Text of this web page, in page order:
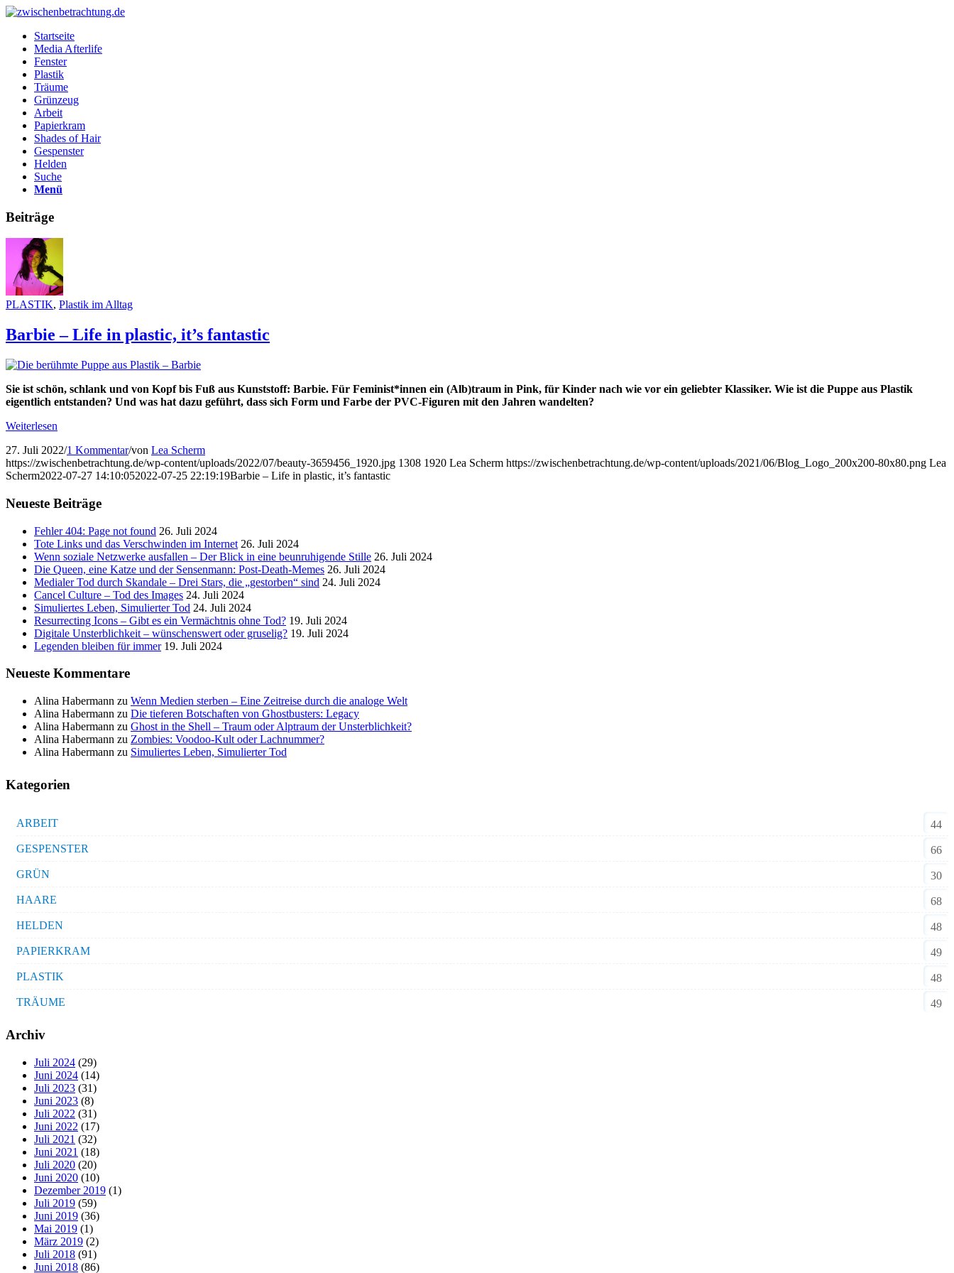
Startseite
Media Afterlife
Fenster
Plastik
Träume
Grünzeug
Arbeit
Papierkram
Shades of Hair
Gespenster
Helden
Suche
Menü
Beiträge
PLASTIK, Plastik im Alltag
Barbie – Life in plastic, it’s fantastic
Sie ist schön, schlank und von Kopf bis Fuß aus Kunststoff: Barbie. Für Feminist*innen ein (Alb)traum in Pink, für Kinder nach wie vor ein geliebter Klassiker. Wie ist die Puppe aus Plastik
eigentlich entstanden? Und was hat dazu geführt, dass sich Form und Farbe der PVC-Figuren mit den Jahren wandelten?
Weiterlesen
27. Juli 2022/1 Kommentar/von Lea Scherm
https://zwischenbetrachtung.de/wp-content/uploads/2022/07/beauty-3659456_1920.jpg 1308 1920 Lea Scherm https://zwischenbetrachtung.de/wp-content/uploads/2021/06/Blog_Logo_200x200-80x80.png Lea
Scherm2022-07-27 14:10:052022-07-25 22:19:19Barbie – Life in plastic, it’s fantastic
Neueste Beiträge
Fehler 404: Page not found 26. Juli 2024
Tote Links und das Verschwinden im Internet 26. Juli 2024
Wenn soziale Netzwerke ausfallen – Der Blick in eine beunruhigende Stille 26. Juli 2024
Die Queen, eine Katze und der Sensenmann: Post-Death-Memes 26. Juli 2024
Medialer Tod durch Skandale – Drei Stars, die „gestorben“ sind 24. Juli 2024
Cancel Culture – Tod des Images 24. Juli 2024
Simuliertes Leben, Simulierter Tod 24. Juli 2024
Resurrecting Icons – Gibt es ein Vermächtnis ohne Tod? 19. Juli 2024
Digitale Unsterblichkeit – wünschenswert oder gruselig? 19. Juli 2024
Legenden bleiben für immer 19. Juli 2024
Neueste Kommentare
Alina Habermann zu Wenn Medien sterben – Eine Zeitreise durch die analoge Welt
Alina Habermann zu Die tieferen Botschaften von Ghostbusters: Legacy
Alina Habermann zu Ghost in the Shell – Traum oder Alptraum der Unsterblichkeit?
Alina Habermann zu Zombies: Voodoo-Kult oder Lachnummer?
Alina Habermann zu Simuliertes Leben, Simulierter Tod
Kategorien
ARBEIT
44
GESPENSTER
66
GRÜN
30
HAARE
68
HELDEN
48
PAPIERKRAM
49
PLASTIK
48
TRÄUME
49
Archiv
Juli 2024 (29)
Juni 2024 (14)
Juli 2023 (31)
Juni 2023 (8)
Juli 2022 (31)
Juni 2022 (17)
Juli 2021 (32)
Juni 2021 (18)
Juli 2020 (20)
Juni 2020 (10)
Dezember 2019 (1)
Juli 2019 (59)
Juni 2019 (36)
Mai 2019 (1)
März 2019 (2)
Juli 2018 (91)
Juni 2018 (86)